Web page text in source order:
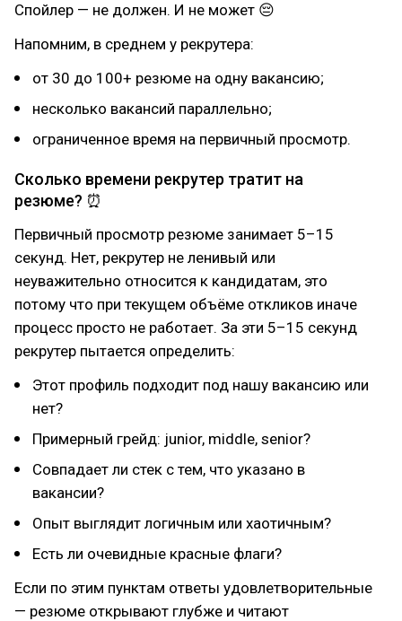
Спойлер — не должен. И не может 😔
Напомним, в среднем у рекрутера:
от 30 до 100+ резюме на одну вакансию;
несколько вакансий параллельно;
ограниченное время на первичный просмотр.
Сколько времени рекрутер тратит на
резюме? ⏰
Первичный просмотр резюме занимает 5–15
секунд. Нет, рекрутер не ленивый или
неуважительно относится к кандидатам, это
потому что при текущем объёме откликов иначе
процесс просто не работает. За эти 5–15 секунд
рекрутер пытается определить:
Этот профиль подходит под нашу вакансию или
нет?
Примерный грейд: junior, middle, senior?
Совпадает ли стек с тем, что указано в
вакансии?
Опыт выглядит логичным или хаотичным?
Есть ли очевидные красные флаги?
Если по этим пунктам ответы удовлетворительные
— резюме открывают глубже и читают